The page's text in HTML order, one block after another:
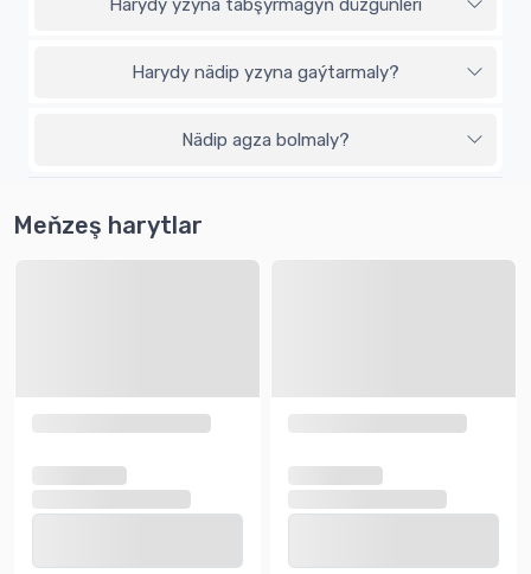
Harydy yzyna tabşyrmagyň düzgünleri
Harydy nädip yzyna gaýtarmaly?
Nädip agza bolmaly?
Meňzeş harytlar